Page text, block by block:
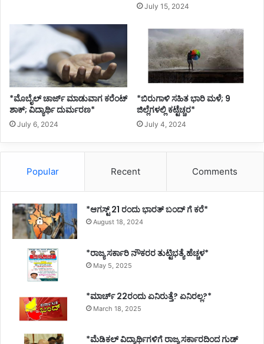
July 15, 2024
*ಮೊಬೈಲ್ ಚಾರ್ಜ್ ಮಾಡುವಾಗ ಕರೆಂಟ್
ಶಾಕ್; ವಿದ್ಯಾರ್ಥಿ ದುರ್ಮರಣ*
July 6, 2024
*ಬಿರುಗಾಳಿ ಸಹಿತ ಭಾರಿ ಮಳೆ; 9
ಜಿಲ್ಲೆಗಳಲ್ಲಿ ಕಟ್ಟೆಚ್ಚರ*
July 4, 2024
Popular Recent Comments
*ಆಗಸ್ಟ್ 21 ರಂದು ಭಾರತ್‌ ಬಂದ್‌ ಗೆ ಕರೆ*
August 18, 2024
*ರಾಜ್ಯ ಸರ್ಕಾರಿ ನೌಕರರ ತುಟ್ಟಿಭತ್ಯೆ ಹೆಚ್ಚಳ*
May 5, 2025
*ಮಾರ್ಚ್ 22ರಂದು ಏನಿರುತ್ತೆ? ಏನಿರಲ್ಲ?*
March 18, 2025
*ಮೆಡಿಕಲ್ ವಿದ್ಯಾರ್ಥಿಗಳಿಗೆ ರಾಜ್ಯ ಸರ್ಕಾರದಿಂದ ಗುಡ್